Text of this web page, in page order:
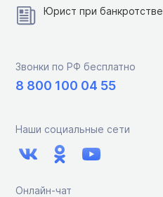
Юрист при банкротстве
Звонки по РФ бесплатно
8 800 100 04 55
Наши социальные сети
Онлайн-чат